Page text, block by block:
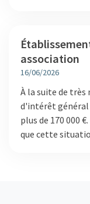
association
16/06/2026
À la suite de
d'intérêt général
plus de 170 000
que cette